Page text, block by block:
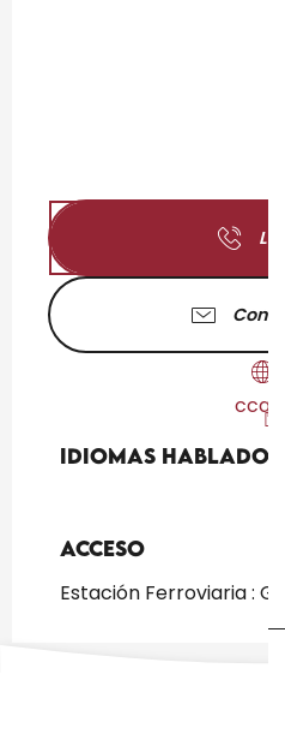
Idiomas hablados
Idiomas hablados
Acceso
Acceso
Estación Ferroviaria :